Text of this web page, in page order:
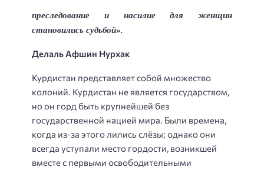
преследование и насилие для женщин
становились судьбой».
Делаль Афшин Нурхак
Курдистан представляет собой множество
колоний. Курдистан не является государством,
но он горд быть крупнейшей без
государственной нацией мира. Были времена,
когда из-за этого лились слёзы; однако они
всегда уступали место гордости, возникшей
вместе с первыми освободительными